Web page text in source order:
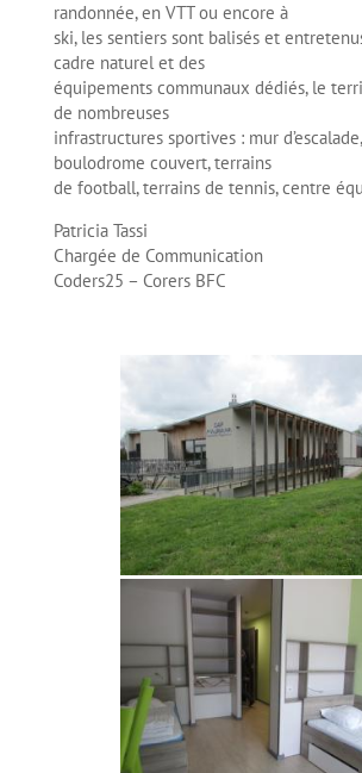
randonnée, en VTT ou encore à
ski, les sentiers sont balisés et
cadre naturel et des
équipements communaux dédiés, le
de nombreuses
infrastructures sportives : mur
boulodrome couvert, terrains
de football, terrains de tennis, centre
Patricia Tassi
Chargée de Communication
Coders25 – Corers BFC